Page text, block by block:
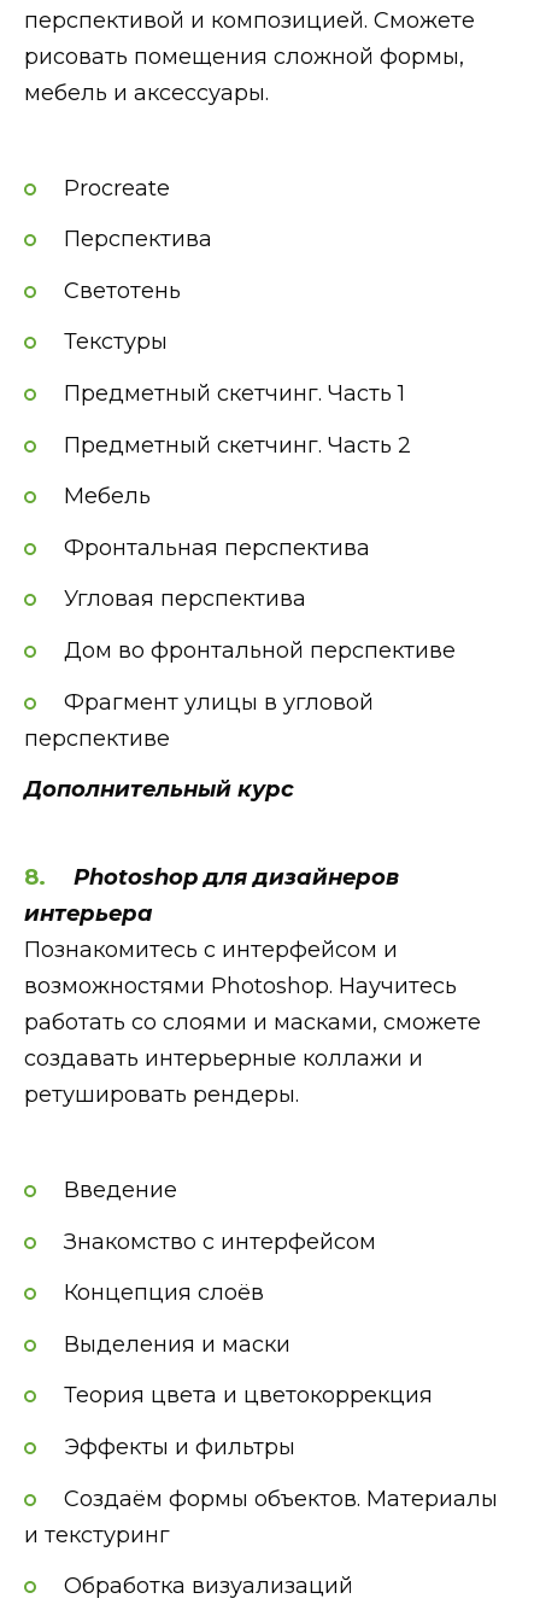
перспективой и композицией. Сможете
рисовать помещения сложной формы,
мебель и аксессуары.
Procreate
Перспектива
Светотень
Текстуры
Предметный скетчинг. Часть 1
Предметный скетчинг. Часть 2
Мебель
Фронтальная перспектива
Угловая перспектива
Дом во фронтальной перспективе
Фрагмент улицы в угловой
перспективе
Дополнительный курс
Photoshop для дизайнеров
интерьера
Познакомитесь с интерфейсом и
возможностями Photoshop. Научитесь
работать со слоями и масками, сможете
создавать интерьерные коллажи и
ретушировать рендеры.
Введение
Знакомство с интерфейсом
Концепция слоёв
Выделения и маски
Теория цвета и цветокоррекция
Эффекты и фильтры
Создаём формы объектов. Материалы
и текстуринг
Обработка визуализаций